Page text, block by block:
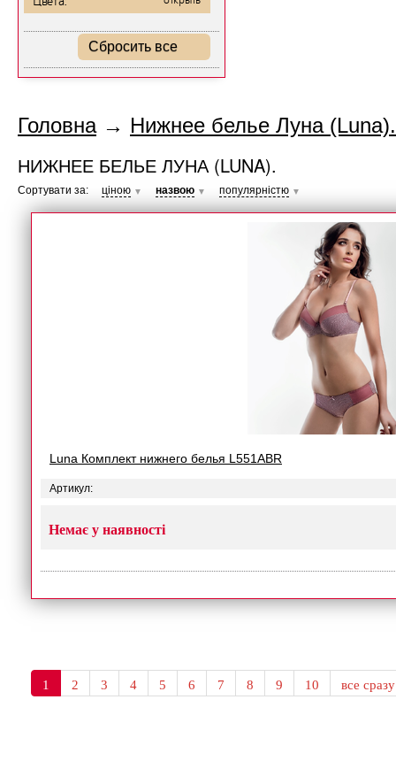
Сбросить все
Головна→ Нижнее белье Луна (Luna).
НИЖНЕЕ БЕЛЬЕ ЛУНА (LUNA).
Сортувати за: ціною ▼ назвою ▼ популярністю ▼
Luna Комплект нижнего белья L551ABR
Артикул:
Немає у наявності
1 2 3 4 5 6 7 8 9 10 все сразу